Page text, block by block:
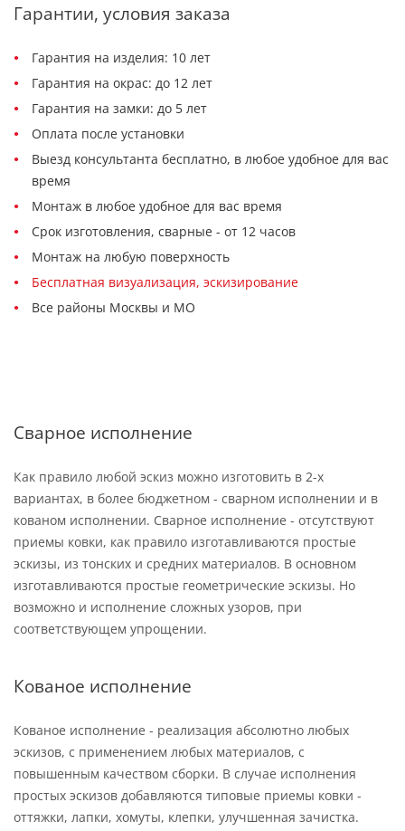
Гарантии, условия заказа
Гарантия на изделия: 10 лет
Гарантия на окрас: до 12 лет
Гарантия на замки: до 5 лет
Оплата после установки
Выезд консультанта бесплатно, в любое удобное для вас
время
Монтаж в любое удобное для вас время
Срок изготовления, сварные - от 12 часов
Монтаж на любую поверхность
Бесплатная визуализация, эскизирование
Все районы Москвы и МО
Сварное исполнение
Как правило любой эскиз можно изготовить в 2-х
вариантах, в более бюджетном - сварном исполнении и в
кованом исполнении. Сварное исполнение - отсутствуют
приемы ковки, как правило изготавливаются простые
эскизы, из тонских и средних материалов. В основном
изготавливаются простые геометрические эскизы. Но
возможно и исполнение сложных узоров, при
соответствующем упрощении.
Кованое исполнение
Кованое исполнение - реализация абсолютно любых
эскизов, с применением любых материалов, с
повышенным качеством сборки. В случае исполнения
простых эскизов добавляются типовые приемы ковки -
оттяжки, лапки, хомуты, клепки, улучшенная зачистка.